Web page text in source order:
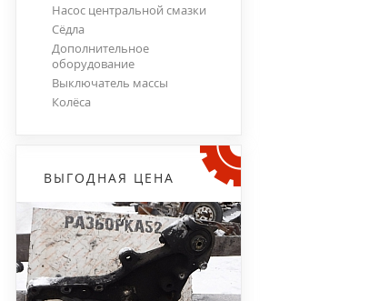
Насос центральной смазки
Сёдла
Дополнительное
оборудование
Выключатель массы
Колёса
ВЫГОДНАЯ ЦЕНА